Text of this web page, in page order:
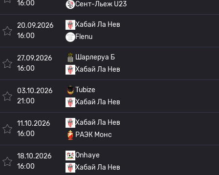
16:00
Сент-Льеж U23
20.09.2026
16:00
Хабай Ла Нев
Flenu
27.09.2026
16:00
Шарлеруа Б
Хабай Ла Нев
03.10.2026
21:00
Tubize
Хабай Ла Нев
11.10.2026
16:00
Хабай Ла Нев
РАЭК Монс
18.10.2026
16:00
Onhaye
Хабай Ла Нев